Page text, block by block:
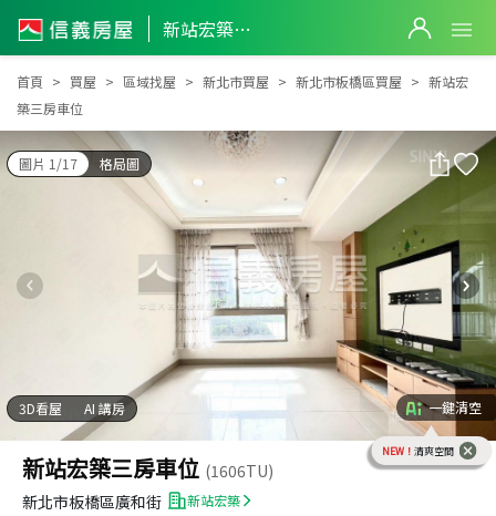
新站宏築三房車位
新站宏築三房車位
首頁 買屋 區域找屋 新北市買屋 新北市板橋區買屋
新站宏
築三房車位
圖片 1/17 格局圖
3D看屋 AI 講房 一鍵清空
NEW！ 清爽空間
新站宏築三房車位 (1606TU)
新北市板橋區廣和街
新站宏築